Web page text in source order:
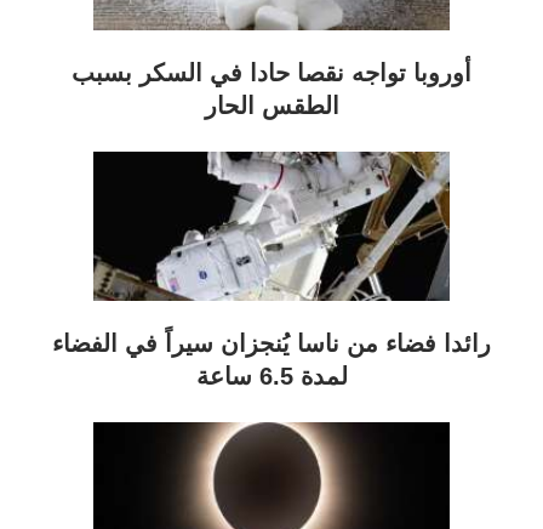
أوروبا تواجه نقصا حادا في السكر بسبب
الطقس الحار
رائدا فضاء من ناسا يُنجزان سيراً في الفضاء
لمدة 6.5 ساعة